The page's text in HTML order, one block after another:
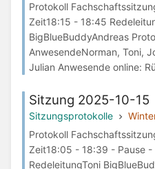
Protokoll
Zeit18:15 - 18:45
BigBlueBuddyAndreas
AnwesendeNorman, Toni,
Julian Anwesende online:
Sitzung 2025-10-15
Sitzungsprotokolle
Protokoll
Zeit18:05 - 18:39 - Pause
RedeleitungToni